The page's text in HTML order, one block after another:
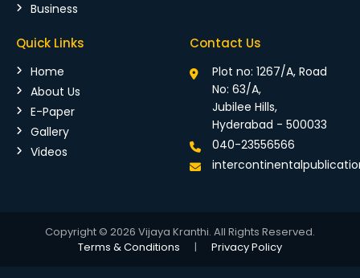
Business
Quick Links
Home
About Us
E-Paper
Gallery
Videos
Contact Us
Plot no: 1267/A, Road
No: 63/A,
Jubilee Hills,
Hyderabad - 500033
040-23556566
Copyright © 2026 Vijaya Kranthi. All Rights Reserved.
Terms & Conditions
| Privacy Policy